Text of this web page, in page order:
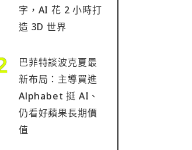
字，AI 花 2 小時打
造 3D 世界
巴菲特談波克夏最
新布局：主導買進
Alphabet 挺 AI、
仍看好蘋果長期價
值